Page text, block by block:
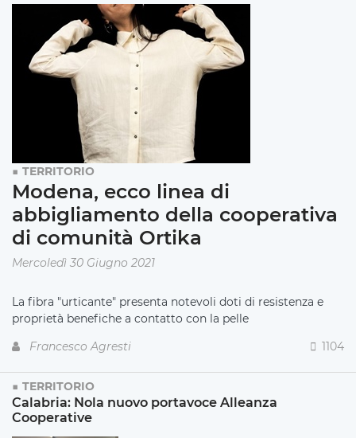
TERRITORIO
Modena, ecco linea di
abbigliamento della cooperativa
di comunità Ortika
Mercoledì 30 Giugno 2021
La fibra "urticante" presenta notevoli doti di resistenza e
proprietà benefiche a contatto con la pelle
Francesco Agresti
1104
TERRITORIO
Calabria: Nola nuovo portavoce Alleanza
Cooperative